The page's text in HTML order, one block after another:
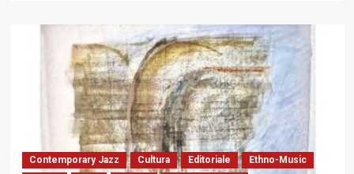
Contemporary Jazz Cultura Editoriale
Ethno-Music